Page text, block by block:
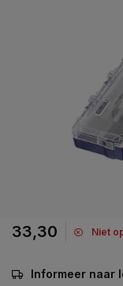
33,30 Niet
Informeer naar